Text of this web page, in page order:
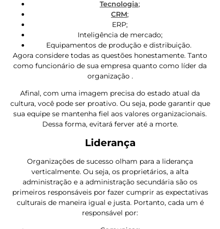
Tecnologia;
CRM;
ERP;
Inteligência de mercado;
Equipamentos de produção e distribuição.
Agora considere todas as questões honestamente. Tanto
como funcionário de sua empresa quanto como líder da
organização .
Afinal, com uma imagem precisa do estado atual da
cultura, você pode ser proativo. Ou seja, pode garantir que
sua equipe se mantenha fiel aos valores organizacionais.
Dessa forma, evitará ferver até a morte.
Liderança
Organizações de sucesso olham para a liderança
verticalmente. Ou seja, os proprietários, a alta
administração e a administração secundária são os
primeiros responsáveis ​​por fazer cumprir as expectativas
culturais de maneira igual e justa. Portanto, cada um é
responsável por: